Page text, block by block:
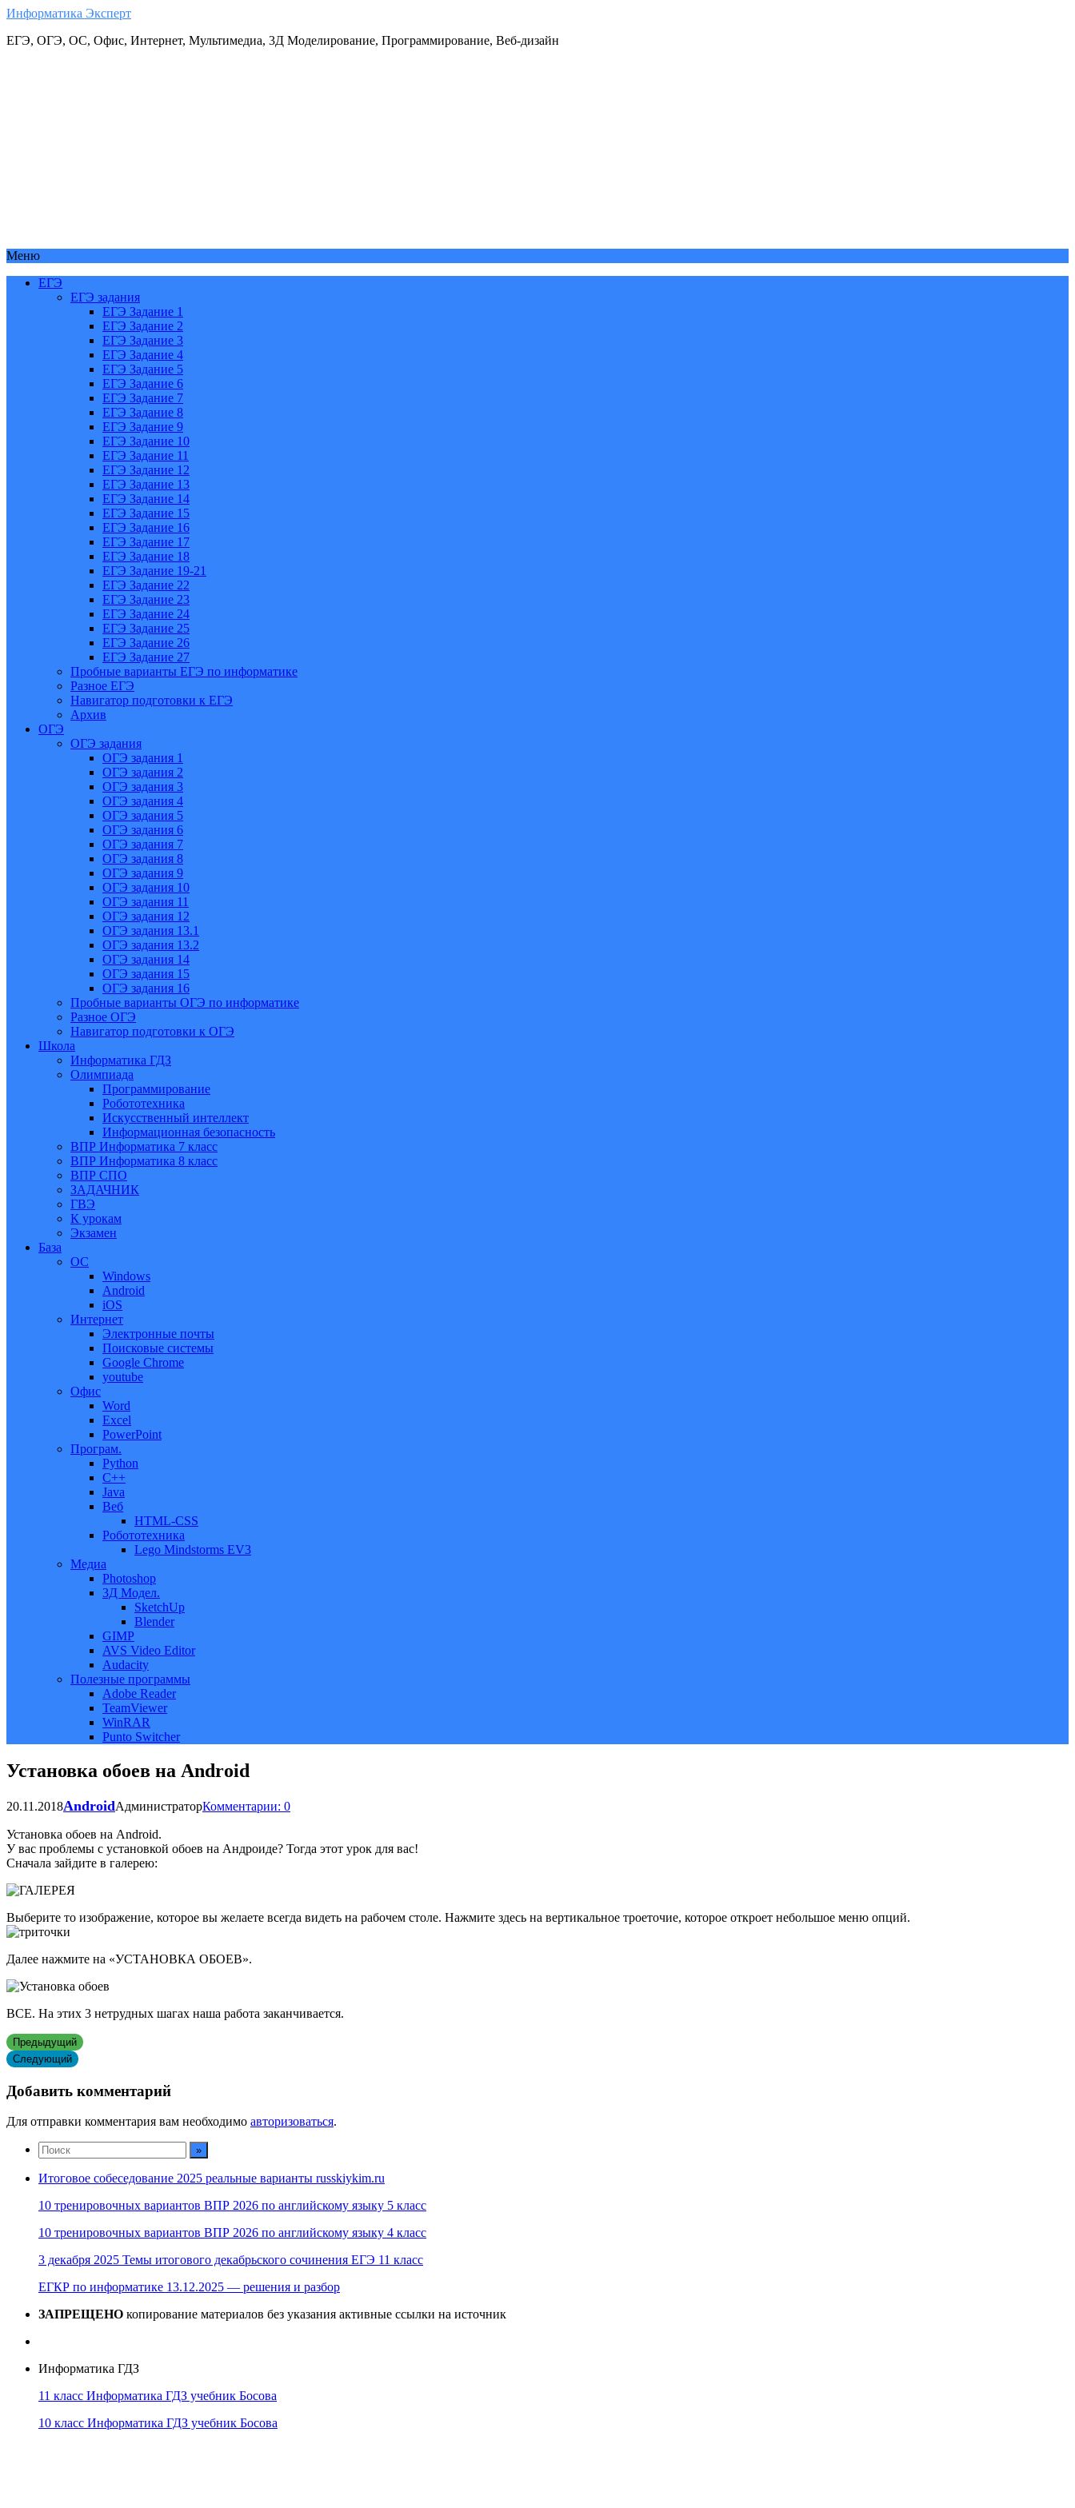
Информатика Эксперт
ЕГЭ, ОГЭ, ОС, Офис, Интернет, Мультимедиа, 3Д Моделирование, Программирование, Веб-дизайн
Меню
ЕГЭ
ЕГЭ задания
ЕГЭ Задание 1
ЕГЭ Задание 2
ЕГЭ Задание 3
ЕГЭ Задание 4
ЕГЭ Задание 5
ЕГЭ Задание 6
ЕГЭ Задание 7
ЕГЭ Задание 8
ЕГЭ Задание 9
ЕГЭ Задание 10
ЕГЭ Задание 11
ЕГЭ Задание 12
ЕГЭ Задание 13
ЕГЭ Задание 14
ЕГЭ Задание 15
ЕГЭ Задание 16
ЕГЭ Задание 17
ЕГЭ Задание 18
ЕГЭ Задание 19-21
ЕГЭ Задание 22
ЕГЭ Задание 23
ЕГЭ Задание 24
ЕГЭ Задание 25
ЕГЭ Задание 26
ЕГЭ Задание 27
Пробные варианты ЕГЭ по информатике
Разное ЕГЭ
Навигатор подготовки к ЕГЭ
Архив
ОГЭ
ОГЭ задания
ОГЭ задания 1
ОГЭ задания 2
ОГЭ задания 3
ОГЭ задания 4
ОГЭ задания 5
ОГЭ задания 6
ОГЭ задания 7
ОГЭ задания 8
ОГЭ задания 9
ОГЭ задания 10
ОГЭ задания 11
ОГЭ задания 12
ОГЭ задания 13.1
ОГЭ задания 13.2
ОГЭ задания 14
ОГЭ задания 15
ОГЭ задания 16
Пробные варианты ОГЭ по информатике
Разное ОГЭ
Навигатор подготовки к ОГЭ
Школа
Информатика ГДЗ
Олимпиада
Программирование
Робототехника
Искусственный интеллект
Информационная безопасность
ВПР Информатика 7 класс
ВПР Информатика 8 класс
ВПР СПО
ЗАДАЧНИК
ГВЭ
К урокам
Экзамен
База
ОС
Windows
Android
iOS
Интернет
Электронные почты
Поисковые системы
Google Chrome
youtube
Офис
Word
Excel
PowerPoint
Програм.
Python
C++
Java
Веб
HTML-CSS
Робототехника
Lego Mindstorms EV3
Медиа
Photoshop
3Д Модел.
SketchUp
Blender
GIMP
AVS Video Editor
Audacity
Полезные программы
Adobe Reader
TeamViewer
WinRAR
Punto Switcher
Установка обоев на Android
20.11.2018AndroidАдминистраторКомментарии: 0
Установка обоев на Android.
У вас проблемы с установкой обоев на Андроиде? Тогда этот урок для вас!
Сначала зайдите в галерею:
Выберите то изображение, которое вы желаете всегда видеть на рабочем столе. Нажмите здесь на вертикальное троеточие, которое откроет небольшое меню опций.
Далее нажмите на «УСТАНОВКА ОБОЕВ».
ВСЕ. На этих 3 нетрудных шагах наша работа заканчивается.
Предыдущий
Следующий
Добавить комментарий
Для отправки комментария вам необходимо авторизоваться.
Итоговое собеседование 2025 реальные варианты russkiykim.ru
10 тренировочных вариантов ВПР 2026 по английскому языку 5 класс
10 тренировочных вариантов ВПР 2026 по английскому языку 4 класс
3 декабря 2025 Темы итогового декабрьского сочинения ЕГЭ 11 класс
ЕГКР по информатике 13.12.2025 — решения и разбор
ЗАПРЕЩЕНО копирование материалов без указания активные ссылки на источник
Информатика ГДЗ
11 класс Информатика ГДЗ учебник Босова
10 класс Информатика ГДЗ учебник Босова